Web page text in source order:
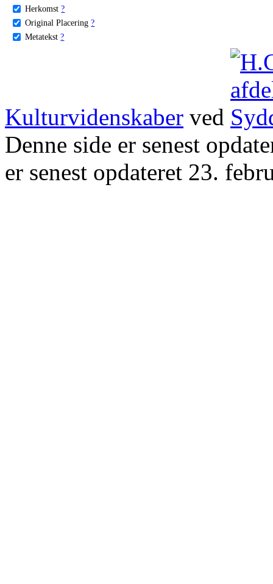
Herkomst ?
Original Placering ?
Metatekst ?
Kulturvidenskaber ved
Denne side er senest
er senest opdateret 23.